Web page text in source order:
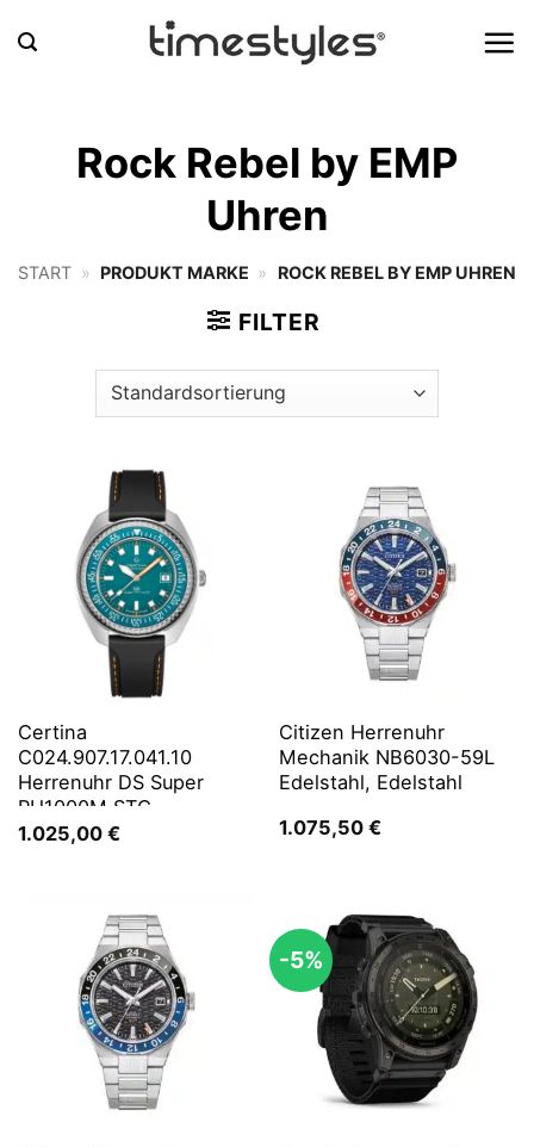
Inhalt
Rock Rebel by EMP
Uhren
START » PRODUKT MARKE » ROCK REBEL BY EMP UHREN
FILTER
Certina
C024.907.17.041.10
Herrenuhr DS Super
PH1000M STC
1.025,00 €
Citizen Herrenuhr
Mechanik NB6030-59L
Edelstahl, Edelstahl
1.075,50 €
-5%